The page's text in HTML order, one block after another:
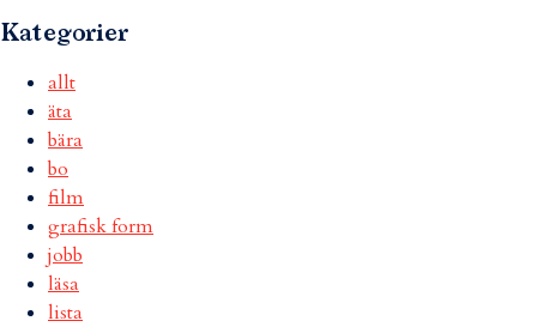
Kategorier
allt
äta
bära
bo
film
grafisk form
jobb
läsa
lista